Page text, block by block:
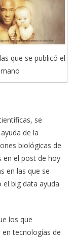
que se publicó el
se
de la
biológicas de
en el post de hoy
en las que se
big data ayuda
los que
tecnologías de